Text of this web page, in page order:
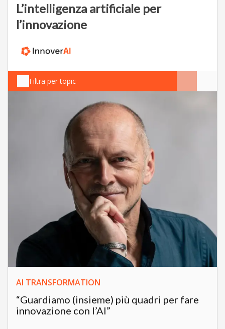
L’intelligenza artificiale per
l’innovazione
Filtra per topic
AI TRANSFORMATION
“Guardiamo (insieme) più quadri per fare
innovazione con l’AI”